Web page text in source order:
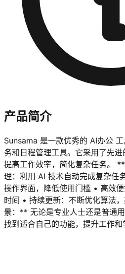
产品简介
Sunsama 是一款优秀的 AI办公
务和日程管理工具。它采用了先
提高工作效率，简化复杂任务。
理：利用 AI 技术自动完成复杂任
操作界面，降低使用门槛 • 高效
时间 • 持续更新：不断优化算法
景：** 无论是专业人士还是普通
找到适合自己的功能，提升工作和